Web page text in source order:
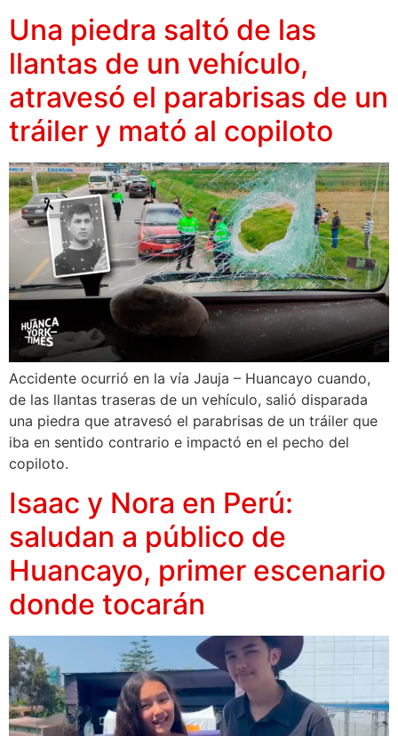
Una piedra saltó de las
llantas de un vehículo,
atravesó el parabrisas de un
tráiler y mató al copiloto
Accidente ocurrió en la vía Jauja – Huancayo cuando,
de las llantas traseras de un vehículo, salió disparada
una piedra que atravesó el parabrisas de un tráiler que
iba en sentido contrario e impactó en el pecho del
copiloto.
Isaac y Nora en Perú:
saludan a público de
Huancayo, primer escenario
donde tocarán